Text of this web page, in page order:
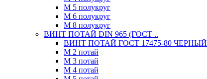
М 5 полукруг
М 6 полукруг
М 8 полукруг
ВИНТ ПОТАЙ DIN 965 (ГОСТ ..
ВИНТ ПОТАЙ ГОСТ 17475-80 ЧЕРНЫЙ
М 2 потай
М 3 потай
М 4 потай